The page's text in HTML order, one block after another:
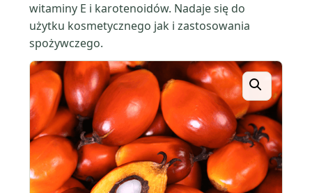
witaminy E i karotenoidów. Nadaje się do
użytku kosmetycznego jak i zastosowania
spożywczego.